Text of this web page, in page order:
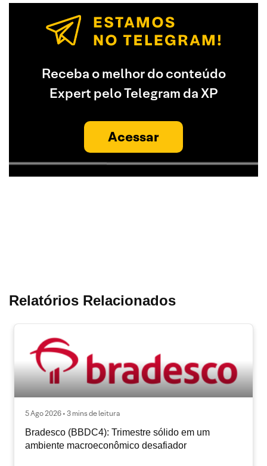
Receba o melhor do conteúdo
Expert pelo Telegram da XP
Acessar
Relatórios Relacionados
5 Ago 2026 • 3 mins de leitura
Bradesco (BBDC4): Trimestre sólido em um
ambiente macroeconômico desafiador